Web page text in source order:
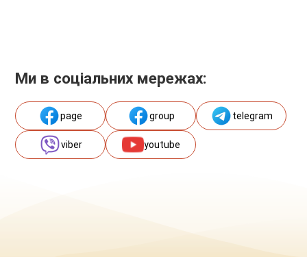
Ми в соціальних мережах:
page group telegram
viber youtube